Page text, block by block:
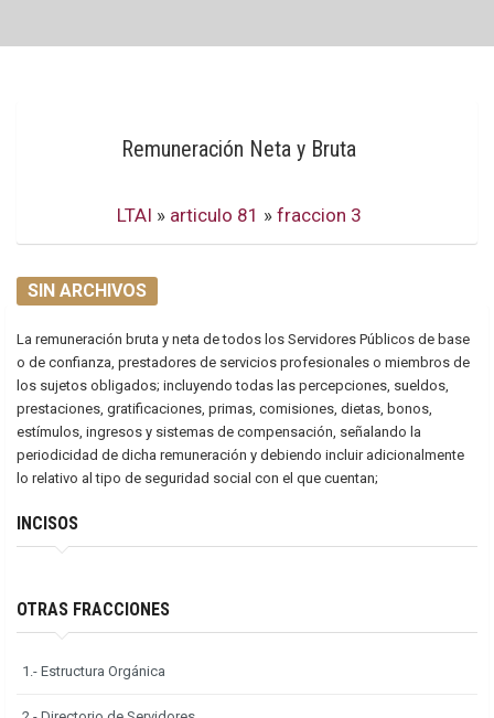
Remuneración Neta y Bruta
LTAI » articulo 81 » fraccion 3
SIN ARCHIVOS
La remuneración bruta y neta de todos los Servidores Públicos de base
o de confianza, prestadores de servicios profesionales o miembros de
los sujetos obligados; incluyendo todas las percepciones, sueldos,
prestaciones, gratificaciones, primas, comisiones, dietas, bonos,
estímulos, ingresos y sistemas de compensación, señalando la
periodicidad de dicha remuneración y debiendo incluir adicionalmente
lo relativo al tipo de seguridad social con el que cuentan;
INCISOS
OTRAS FRACCIONES
1.- Estructura Orgánica